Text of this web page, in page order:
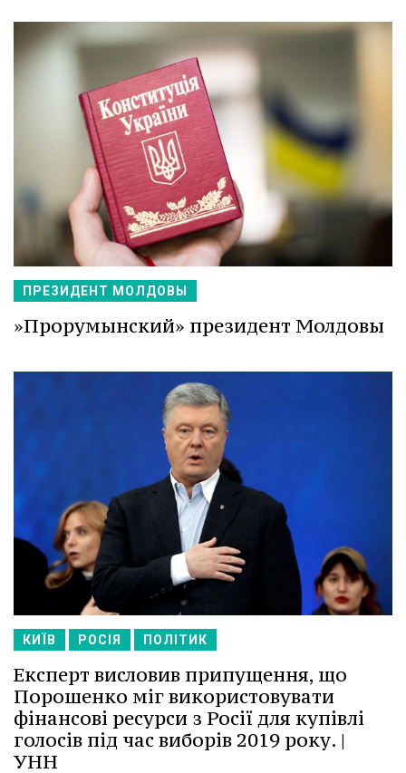
ПРЕЗИДЕНТ МОЛДОВЫ
»Прорумынский» президент Молдовы
КИЇВ РОСІЯ ПОЛІТИК
Експерт висловив припущення, що
Порошенко міг використовувати
фінансові ресурси з Росії для купівлі
голосів під час виборів 2019 року. |
УНН